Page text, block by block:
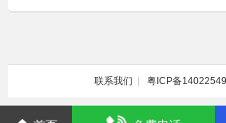
联系我们 粤ICP备14022549